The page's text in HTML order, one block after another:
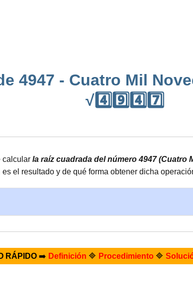
4947 - Cuatro Mil
√4️⃣9️⃣4️⃣7️⃣
calcular la raíz cuadrada del número 4947 (Cuatro
el resultado y de qué forma obtener dicha
RÁPIDO➡️ Definición 🔷 Procedimiento🔷